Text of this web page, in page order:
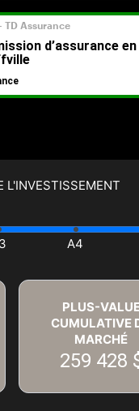
L'INVESTISSEMENT
PLUS-
CUMULATIVE
MARCHÉ
259 428